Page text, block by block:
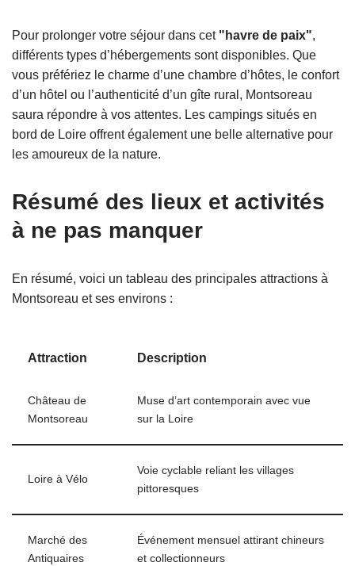
Pour prolonger votre séjour dans cet "havre de paix",
différents types d’hébergements sont disponibles. Que
vous préfériez le charme d’une chambre d’hôtes, le confort
d’un hôtel ou l’authenticité d’un gîte rural, Montsoreau
saura répondre à vos attentes. Les campings situés en
bord de Loire offrent également une belle alternative pour
les amoureux de la nature.
Résumé des lieux et activités
à ne pas manquer
En résumé, voici un tableau des principales attractions à
Montsoreau et ses environs :
Attraction Description
Château de
Montsoreau
Muse d’art contemporain avec vue
sur la Loire
Loire à Vélo
Voie cyclable reliant les villages
pittoresques
Marché des
Antiquaires
Événement mensuel attirant chineurs
et collectionneurs